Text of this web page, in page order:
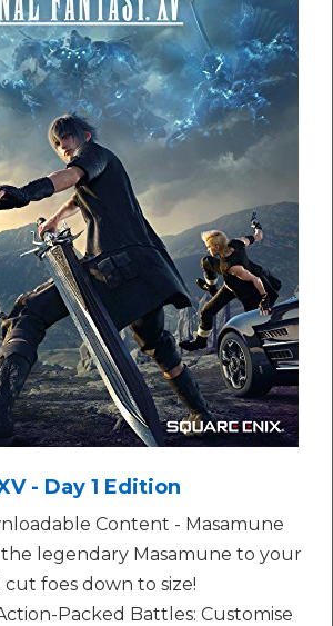
- Day 1 Edition
Content - Masamune
legendary Masamune to your
cut foes down to size!
Packed Battles: Customise